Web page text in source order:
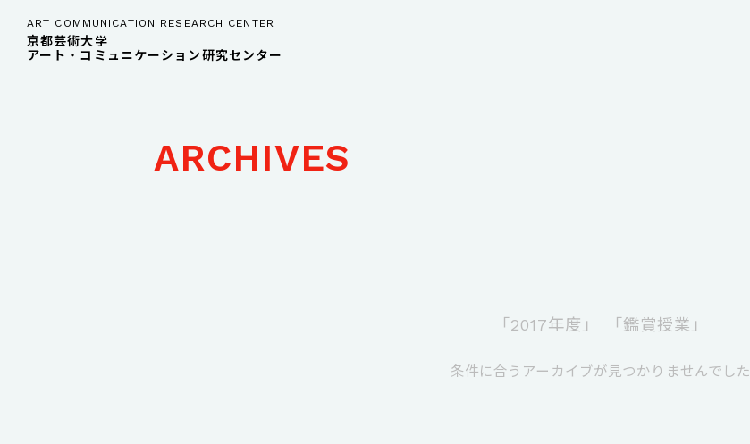
ART COMMUNICATION RESEARCH CENTER
京都芸術大学
アート・コミュニケーション研究センター
ARCHIVES
「2017年度」 「鑑賞授業」
条件に合うアーカイブが見つかりませんでした